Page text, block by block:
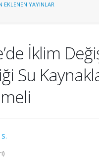
EKLENEN YAYINLAR
İklim
Su